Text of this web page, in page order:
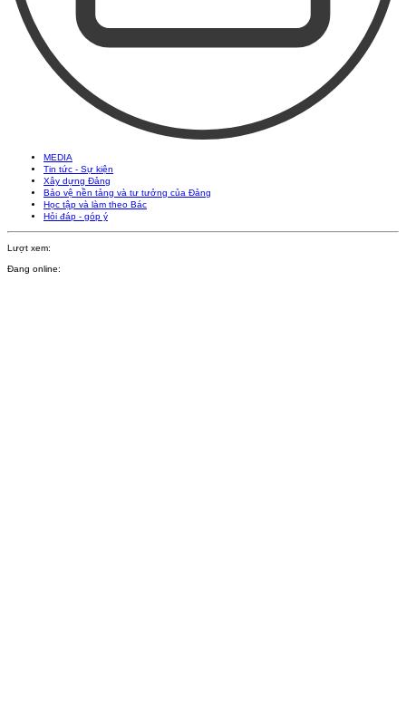
MEDIA
Tin tức - Sự kiện
Xây dựng Đảng
Bảo vệ nền tảng và tư tưởng của Đảng
Học tập và làm theo Bác
Hỏi đáp - góp ý
Lượt xem:
Đang online: